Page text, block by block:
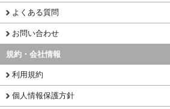
よくある質問
お問い合わせ
規約・会社情報
利用規約
個人情報保護方針